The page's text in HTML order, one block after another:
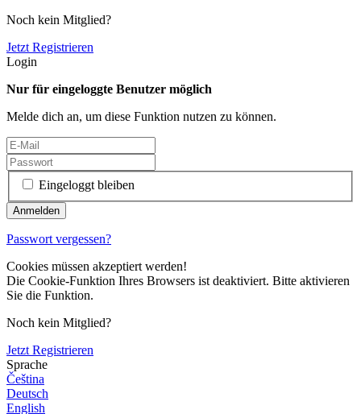
Noch kein Mitglied?
Jetzt Registrieren
Login
Nur für eingeloggte Benutzer möglich
Melde dich an, um diese Funktion nutzen zu können.
Eingeloggt bleiben
Passwort vergessen?
Cookies müssen akzeptiert werden!
Die Cookie-Funktion Ihres Browsers ist deaktiviert. Bitte aktivieren
Sie die Funktion.
Noch kein Mitglied?
Jetzt Registrieren
Sprache
Čeština
Deutsch
English